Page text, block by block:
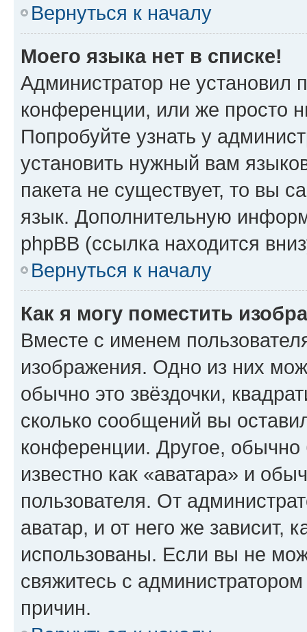
Вернуться к началу
Моего языка нет в списке!
Администратор не установил
конференции, или же просто
Попробуйте узнать у
установить нужный вам
пакета не существует, то вы
язык. Дополнительную
phpBB (ссылка находится
Вернуться к началу
Как я могу поместить
Вместе с именем
изображения. Одно из них
обычно это звёздочки,
сколько сообщений вы
конференции. Другое,
известно как «аватара» и
пользователя. От
аватар, и от него же зависит,
использованы. Если вы не
свяжитесь с
причин.